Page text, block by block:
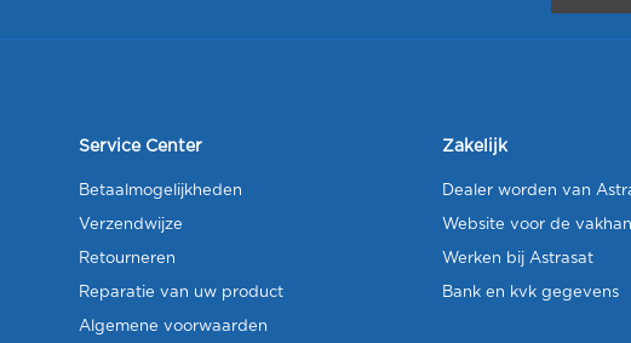
Service Center
Betaalmogelijkheden
Verzendwijze
Retourneren
Reparatie van uw product
Algemene voorwaarden
Zakelijk
Dealer worden van
Website voor de
Werken bij Astrasat
Bank en kvk gegevens